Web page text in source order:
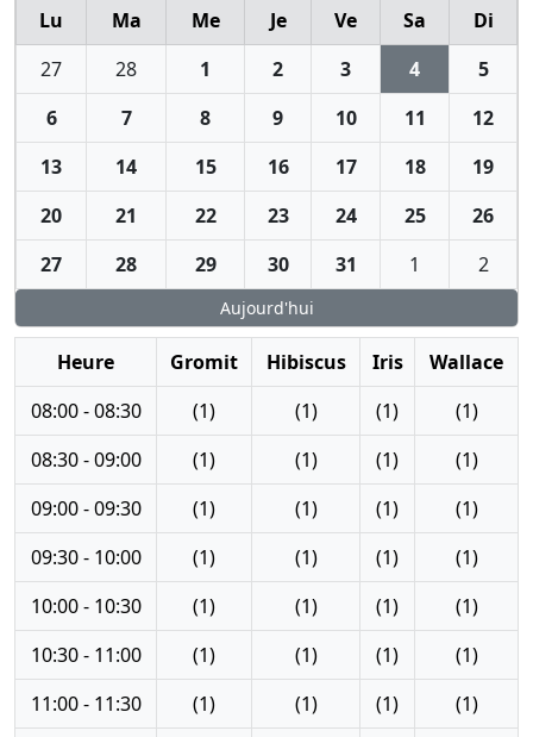
Lu
Ma Me Je Ve Sa
Di
27
28 1 2 3 4
5
6
7 8 9 10 11
12
13
14 15 16 17 18
19
20
21 22 23 24 25
26
27
28 29 30 31 1 2
Aujourd'hui
Heure Gromit Hibiscus Iris
Wallace
08:00 - 08:30
(1) (1) (1)
(1)
08:30 - 09:00
(1) (1) (1)
(1)
09:00 - 09:30
(1) (1) (1)
(1)
09:30 - 10:00
(1) (1) (1)
(1)
10:00 - 10:30
(1) (1) (1)
(1)
10:30 - 11:00
(1) (1) (1)
(1)
11:00 - 11:30
(1) (1) (1)
(1)